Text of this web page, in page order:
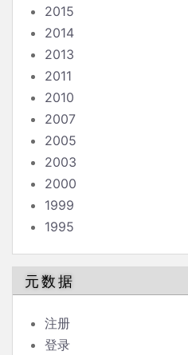
2015
2014
2013
2011
2010
2007
2005
2003
2000
1999
1995
元数据
注册
登录